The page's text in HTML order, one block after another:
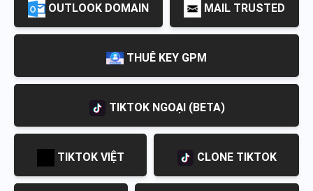
OUTLOOK DOMAIN MAIL TRUSTED
THUÊ KEY GPM
TIKTOK NGOẠI (BETA)
TIKTOK VIỆT CLONE TIKTOK